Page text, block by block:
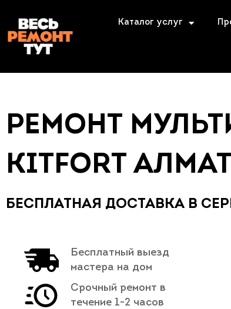
Каталог услуг
РЕМОНТ
KITFORT
БЕСПЛАТНАЯ ДОСТАВКА В
Бесплатный выезд
мастера на дом
Срочный ремонт в
течение 1-2 часов